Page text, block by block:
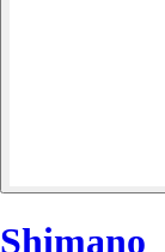
Shimano